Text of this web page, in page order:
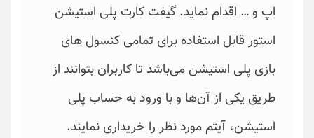
اپ و … اقدام نماید. گیفت کارت پلی استیشن
استور قابل استفاده برای تمامی کنسول های
بازی پلی استیشن می‌باشد تا کاربران بتوانند از
طریق یکی از آن‌ها و با ورود به حساب پلی
استیشن، آیتم مورد نظر را خریداری نمایند.